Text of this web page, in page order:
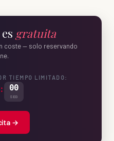
gratuita
coste — solo reservando
TIEMPO LIMITADO:
: 00
SEG
→